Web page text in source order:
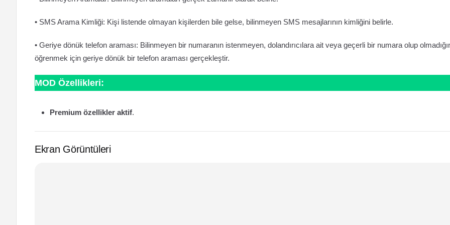
• SMS Arama Kimliği: Kişi listende olmayan kişilerden bile gelse, bilinmeyen SMS mesajlarının kimliğini belirle.
• Geriye dönük telefon araması: Bilinmeyen bir numaranın istenmeyen, dolandırıcılara ait veya geçerli bir numara olup
öğrenmek için geriye dönük bir telefon araması gerçekleştir.
MOD Özellikleri:
Premium özellikler aktif.
Ekran Görüntüleri